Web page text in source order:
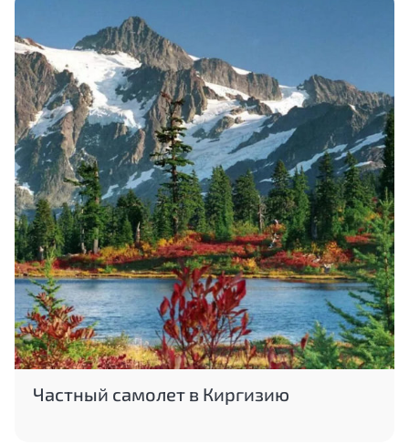
Частный самолет в Киргизию